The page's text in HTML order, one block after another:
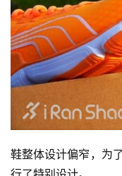
鞋整体设计偏窄，为